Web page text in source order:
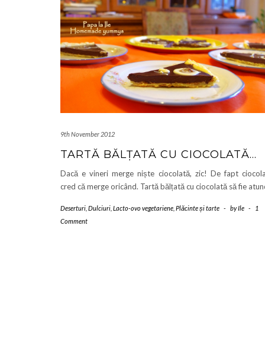
9th November 2012
TARTĂ BĂLȚATĂ CU CIOCOLATĂ…
Dacă e vineri merge niște ciocolată, zic! De fapt
cred că merge oricând. Tartă bălțată cu ciocolată să fie
Deserturi Dulciuri Lacto-ovo vegetariene Plăcinte și tarte - byIle -
1
Comment